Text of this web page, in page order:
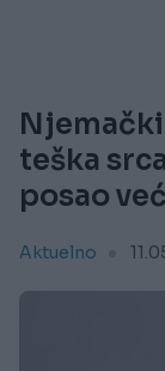
teška
posao
Aktuelno